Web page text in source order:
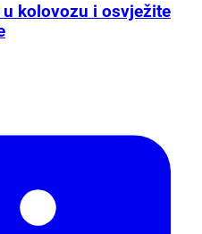
kolovozu i osvježite